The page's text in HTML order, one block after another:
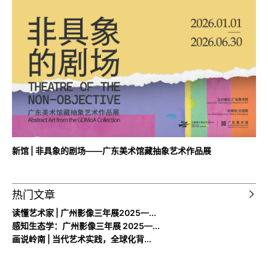
新馆 | 非具象的剧场——广东美术馆藏抽象艺术作品展
热门文章
读懂艺术家 | 广州影像三年展2025—...
感知生态学：广州影像三年展 2025—...
画说岭南 | 当代艺术实践，全球化背...